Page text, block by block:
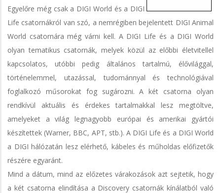
Egyelőre még csak a DIGI World és a DIGI
Life csatornákról van szó, a nemrégiben bejelentett DIGI Animal
World csatornára még várni kell. A DIGI Life és a DIGI World
olyan tematikus csatornák, melyek közül az előbbi életvitellel
kapcsolatos, utóbbi pedig általános tartalmú, élővilággal,
történelemmel, utazással, tudománnyal és technológiával
foglalkozó műsorokat fog sugározni. A két csatorna olyan
rendkívül aktuális és érdekes tartalmakkal lesz megtöltve,
amelyeket a világ legnagyobb európai és amerikai gyártói
készítettek (Warner, BBC, APT, stb.). A DIGI Life és a DIGI World
a DIGI hálózatán lesz elérhető, kábeles és műholdas előfizetők
részére egyaránt.
Mind a dátum, mind az előzetes várakozások azt sejtetik, hogy
a két csatorna elindítása a Discovery csatornák kínálatból való